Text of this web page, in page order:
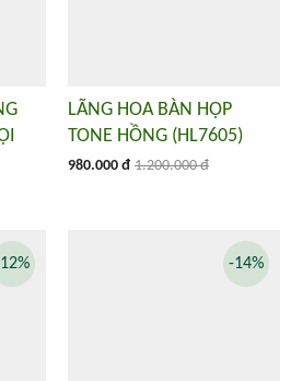
LÃNG HOA BÀN HỌP
TONE HỒNG (HL7605)
980.000 đ 1.200.000 đ
-14%